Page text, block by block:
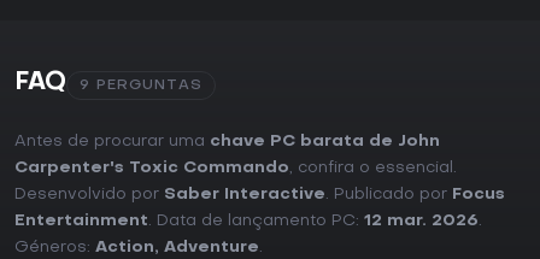
FAQ 9 PERGUNTAS
Antes de procurar uma chave PC barata de John
Carpenter's Toxic Commando, confira o essencial.
Desenvolvido por Saber Interactive. Publicado por Focus
Entertainment. Data de lançamento PC: 12 mar. 2026.
Géneros: Action, Adventure.